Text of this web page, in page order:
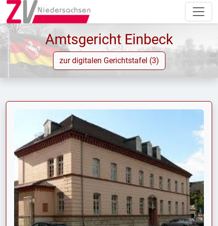
Amtsgericht Einbeck
zur digitalen Gerichtstafel (3)